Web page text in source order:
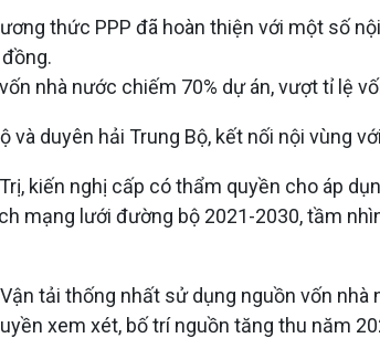
thức PPP đã hoàn thiện với một số
nhà nước chiếm 70% dự án, vượt tỉ lệ
duyên hải Trung Bộ, kết nối nội vùng
kiến nghị cấp có thẩm quyền cho áp
mạng lưới đường bộ 2021-2030, tầm
tải thống nhất sử dụng nguồn vốn
xem xét, bố trí nguồn tăng thu năm